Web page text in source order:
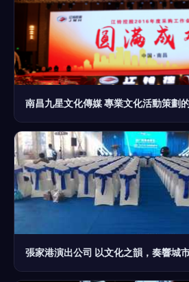
南昌九星文化傳媒 專業文化活動策劃
張家港演出公司 以文化之韻，奏響城